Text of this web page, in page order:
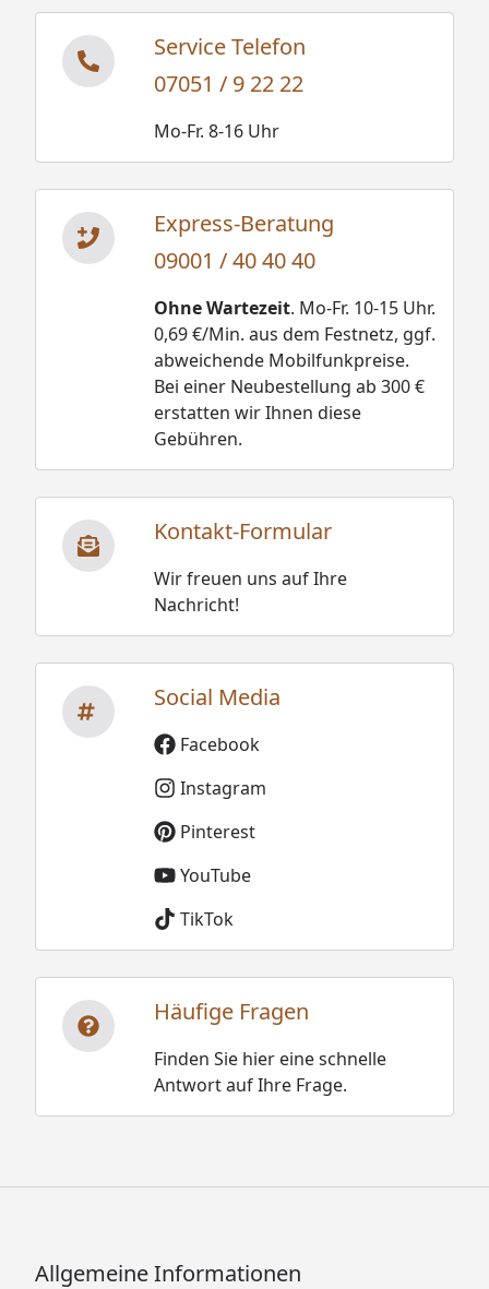
Service Telefon
07051 / 9 22 22
Mo-Fr. 8-16 Uhr
Express-Beratung
09001 / 40 40 40
Ohne Wartezeit. Mo-Fr. 10-15 Uhr.
0,69 €/Min. aus dem Festnetz, ggf.
abweichende Mobilfunkpreise.
Bei einer Neubestellung ab 300 €
erstatten wir Ihnen diese
Gebühren.
Kontakt-Formular
Wir freuen uns auf Ihre
Nachricht!
Social Media
Facebook
Instagram
Pinterest
YouTube
TikTok
Häufige Fragen
Finden Sie hier eine schnelle
Antwort auf Ihre Frage.
Allgemeine Informationen